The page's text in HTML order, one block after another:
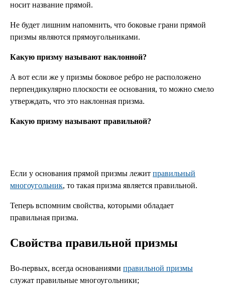
носит название прямой.
Не будет лишним напомнить, что боковые грани прямой
призмы являются прямоугольниками.
Какую призму называют наклонной?
А вот если же у призмы боковое ребро не расположено
перпендикулярно плоскости ее основания, то можно смело
утверждать, что это наклонная призма.
Какую призму называют правильной?
Если у основания прямой призмы лежит правильный
многоугольник, то такая призма является правильной.
Теперь вспомним свойства, которыми обладает
правильная призма.
Свойства правильной призмы
Во-первых, всегда основаниями правильной призмы
служат правильные многоугольники;